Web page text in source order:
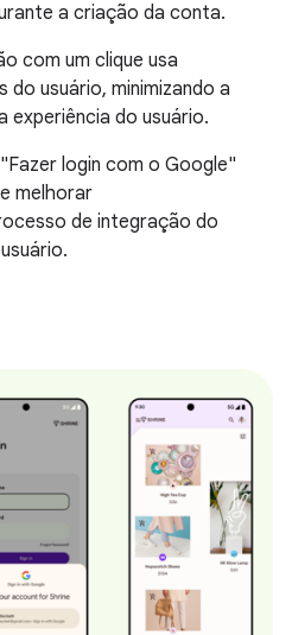
a criação da conta.
com um clique usa
do usuário, minimizando a
experiência do usuário.
login com o Google"
melhorar
de integração do